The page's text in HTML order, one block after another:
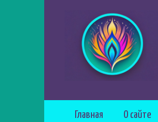
Главная О сайте